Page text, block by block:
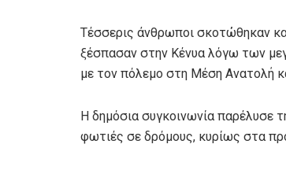
Τέσσερις άνθρωποι σκοτώθηκαν
ξέσπασαν στην Κένυα λόγω των
με τον πόλεμο στη Μέση Ανατολή
Η δημόσια συγκοινωνία παρέλυσε
φωτιές σε δρόμους, κυρίως στα